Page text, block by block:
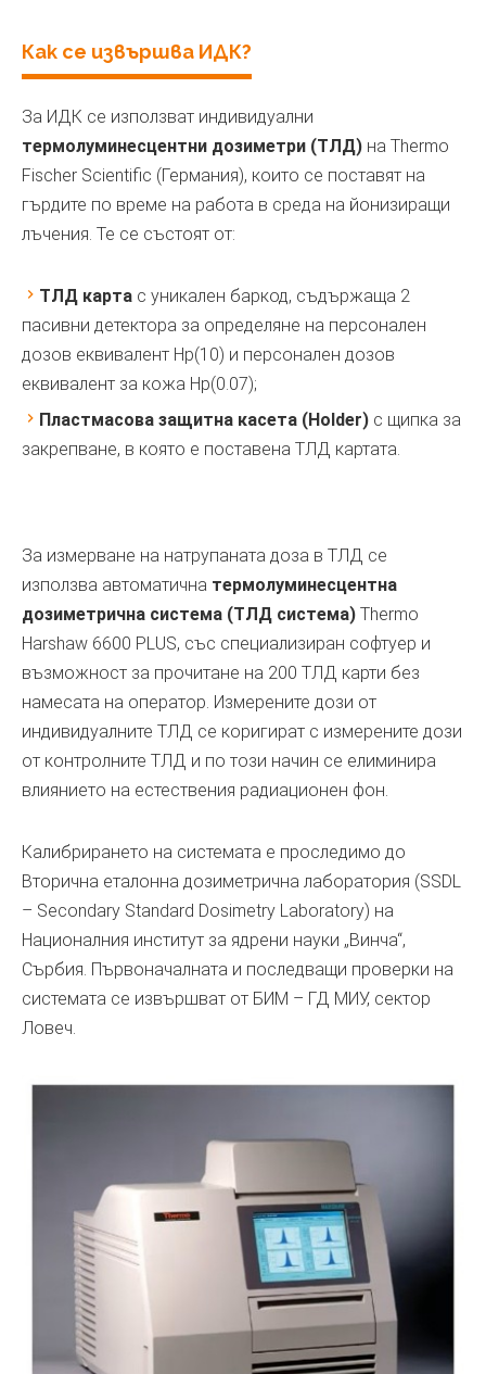
Как се извършва ИДК?
За ИДК се използват индивидуални
термолуминесцентни дозиметри (ТЛД) на Thermo
Fischer Scientific (Германия), които се поставят на
гърдите по време на работа в среда на йонизиращи
лъчения. Те се състоят от:
ТЛД карта с уникален баркод, съдържаща 2
пасивни детектора за определяне на персонален
дозов еквивалент Hp(10) и персонален дозов
еквивалент за кожа Hp(0.07);
Пластмасова защитна касета (Holder) с щипка за
закрепване, в която е поставена ТЛД картата.
За измерване на натрупаната доза в ТЛД се
използва автоматична термолуминесцентна
дозиметрична система (ТЛД система) Thermo
Harshaw 6600 PLUS, със специализиран софтуер и
възможност за прочитане на 200 ТЛД карти без
намесата на оператор. Измерените дози от
индивидуалните ТЛД се коригират с измерените дози
от контролните ТЛД и по този начин се елиминира
влиянието на естествения радиационен фон.
Калибрирането на системата е проследимо до
Вторична еталонна дозиметрична лаборатория (SSDL
– Secondary Standard Dosimetry Laboratory) на
Националния институт за ядрени науки „Винча“,
Сърбия. Първоначалната и последващи проверки на
системата се извършват от БИМ – ГД МИУ, сектор
Ловеч.